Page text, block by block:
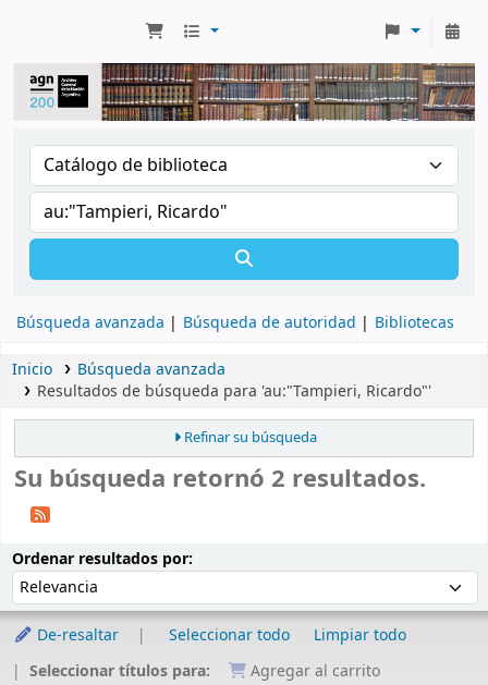
Búsqueda avanzada Búsqueda de autoridad Bibliotecas
Inicio
Búsqueda avanzada
Resultados de búsqueda para 'au:"Tampieri, Ricardo"'
Refinar su búsqueda
Su búsqueda retornó 2 resultados.
Ordenar resultados por:
De-resaltar Seleccionar todo
Limpiar todo
Seleccionar títulos para:
Agregar al carrito